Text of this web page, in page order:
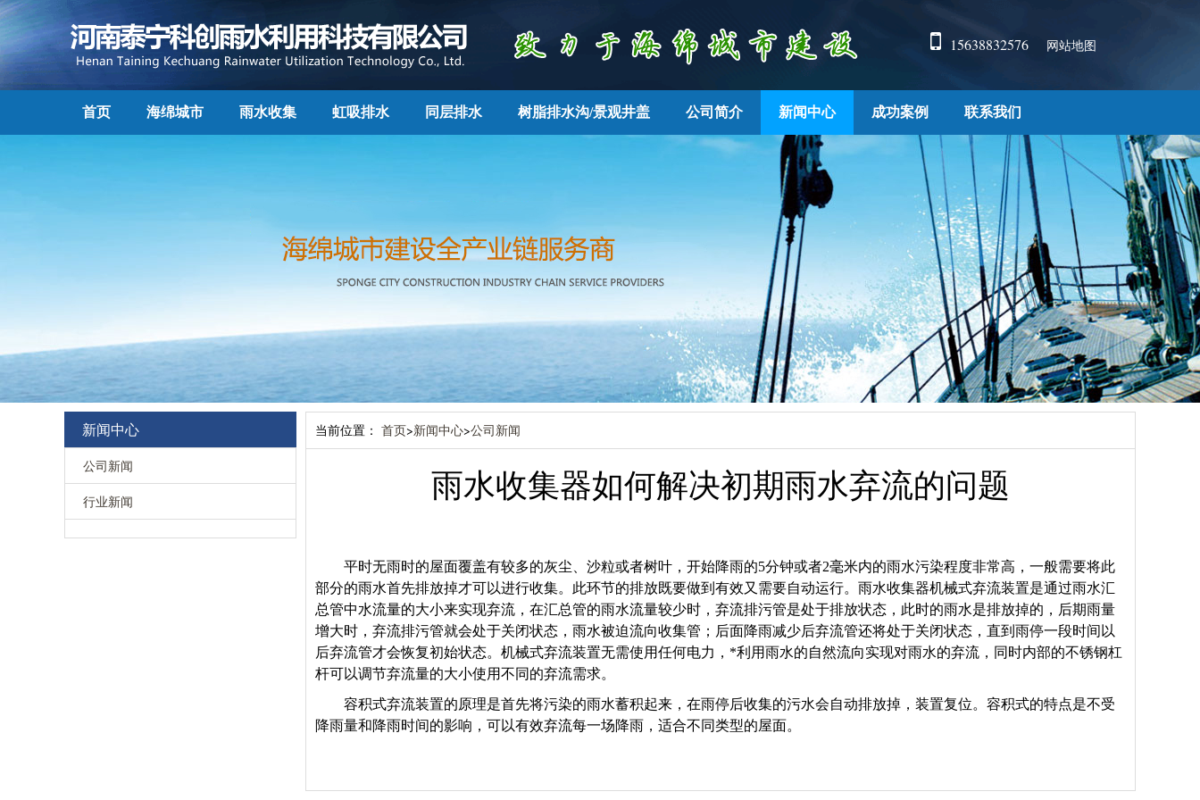
15638832576 网站地图
首页 海绵城市 雨水收集 虹吸排水 同层排水 树脂排水沟/景观井盖 公司简介 新闻中心 成功案例 联系我们
新闻中心
公司新闻
行业新闻
当前位置： 首页>新闻中心>公司新闻
雨水收集器如何解决初期雨水弃流的问题
平时无雨时的屋面覆盖有较多的灰尘、沙粒或者树叶，开始降雨的5分钟或者2毫米内的雨水污染程度非常高，一般需要将此
部分的雨水首先排放掉才可以进行收集。此环节的排放既要做到有效又需要自动运行。雨水收集器机械式弃流装置是通过雨水汇
总管中水流量的大小来实现弃流，在汇总管的雨水流量较少时，弃流排污管是处于排放状态，此时的雨水是排放掉的，后期雨量
增大时，弃流排污管就会处于关闭状态，雨水被迫流向收集管；后面降雨减少后弃流管还将处于关闭状态，直到雨停一段时间以
后弃流管才会恢复初始状态。机械式弃流装置无需使用任何电力，*利用雨水的自然流向实现对雨水的弃流，同时内部的不锈钢杠
杆可以调节弃流量的大小使用不同的弃流需求。
容积式弃流装置的原理是首先将污染的雨水蓄积起来，在雨停后收集的污水会自动排放掉，装置复位。容积式的特点是不受
降雨量和降雨时间的影响，可以有效弃流每一场降雨，适合不同类型的屋面。